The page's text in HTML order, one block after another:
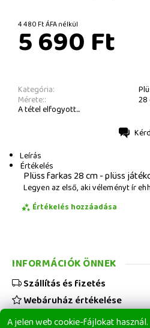
4 480 Ft ÁFA nélkül
5 690 Ft
Kategória:
Mérete:: 28
A tétel elfogyott...
Leírás
Értékelés
Plüss farkas 28 cm - plüss
Legyen az első, aki véleményt ír
Értékelés hozzáadása
A jelen web cookie-fájlokat használ.
INFORMÁCIÓK ÖNNEK
Szállítás és fizetés
Webáruház értékelése
Viszonteladóknak